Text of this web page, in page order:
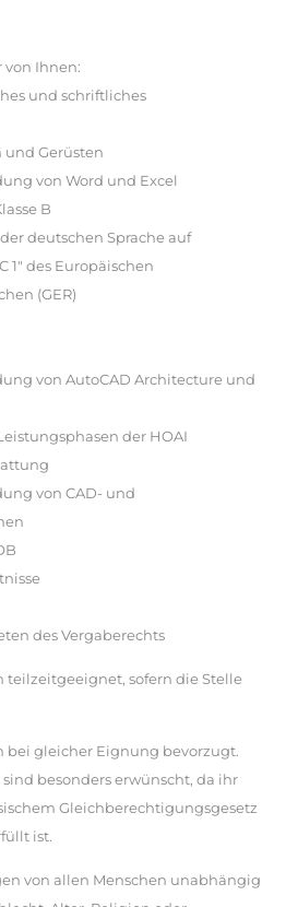
von Ihnen:
und schriftliches
und Gerüsten
von Word und Excel
B
deutschen Sprache auf
1" des Europäischen
(GER)
von AutoCAD Architecture und
der HOAI
von CAD- und
des Vergaberechts
teilzeitgeeignet, sofern die Stelle
bei gleicher Eignung bevorzugt.
besonders erwünscht, da ihr
Gleichberechtigungsgesetz
ist.
von allen Menschen unabhängig